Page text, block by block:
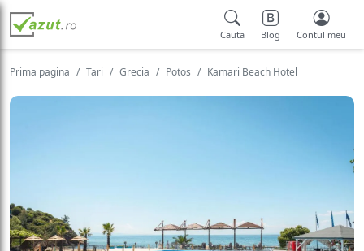
Cauta Blog Contul meu
Prima pagina Tari Grecia Potos Kamari Beach Hotel